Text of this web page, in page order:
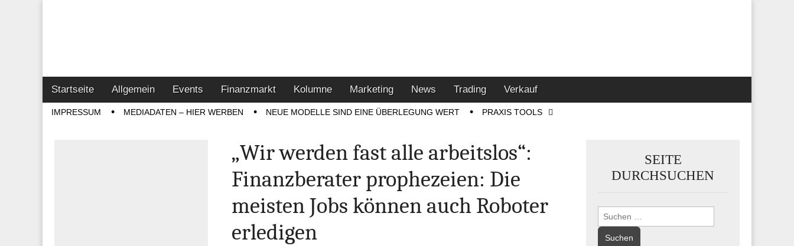
Main
menu
Skip
to
content
Startseite Allgemein Events Finanzmarkt Kolumne Marketing News Trading Verkauf
SubIMPRESSUM MEDIADATEN – HIER WERBEN NEUE MODELLE SIND EINE ÜBERLEGUNG WERT PRAXIS TOOLS
„Wir werden fast alle arbeitslos“:
Finanzberater prophezeien: Die
meisten Jobs können auch Roboter
erledigen
SEITE
DURCHSUCHEN
Suchen
nach: